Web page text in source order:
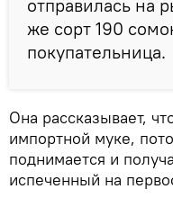
отправилась на
же сорт 190
покупательница.
Она рассказывает,
импортной муке,
поднимается и
испеченный на